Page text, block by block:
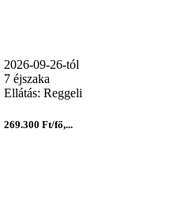
2026-09-26-tól
7 éjszaka
Ellátás: Reggeli
269.300 Ft/fő,...